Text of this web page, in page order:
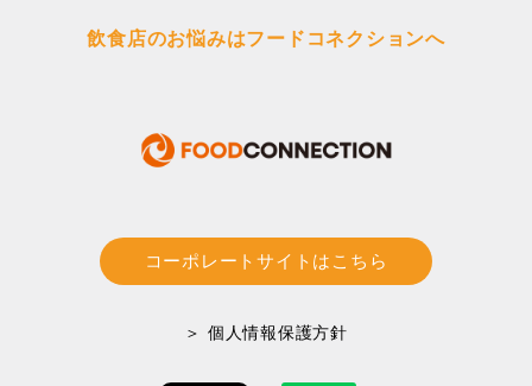
飲食店のお悩みはフードコネクションへ
コーポレートサイトはこちら
＞ 個人情報保護方針